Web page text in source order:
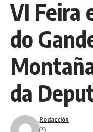
VI Feira
do
da
Redacción